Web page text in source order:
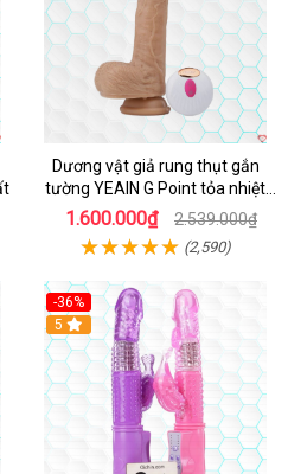
Dương vật giả rung thụt gắn
tường YEAIN G Point tỏa nhiệt
điều khiển từ xa
1.600.000₫ 2.539.000₫
(2,590)
-36%
Hot
5